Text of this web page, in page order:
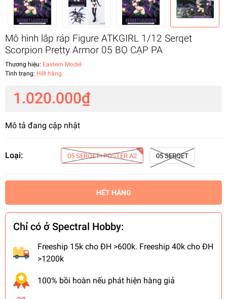
Mô hình lắp ráp Figure ATKGIRL 1/12 Serqet
Scorpion Pretty Armor 05 BỌ CẠP PA
Thương hiệu: Eastern Model
Tình trạng: Hết hàng
1.020.000₫
Mô tả đang cập nhật
Loại: 05 SERQET+POSTER A2 05 SERQET
HẾT HÀNG
Chỉ có ở Spectral Hobby:
Freeship 15k cho ĐH >600k. Freeship 40k cho ĐH
>1200k
100% bồi hoàn nếu phát hiện hàng giả